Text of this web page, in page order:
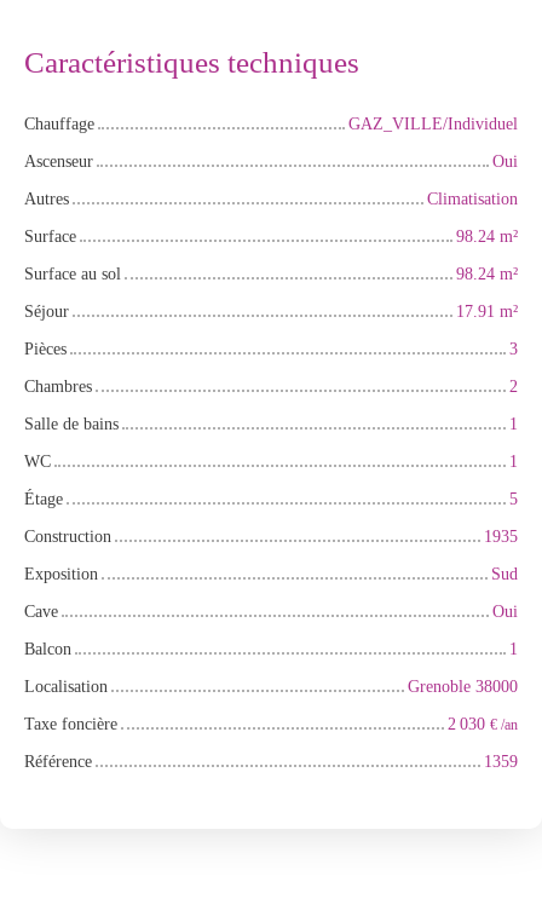
Caractéristiques techniques
Chauffage
GAZ_VILLE/Individuel
Ascenseur
Oui
Autres
Climatisation
Surface
98.24 m²
Surface au sol
98.24 m²
Séjour
17.91 m²
Pièces
3
Chambres
2
Salle de bains
1
WC
1
Étage
5
Construction
1935
Exposition
Sud
Cave
Oui
Balcon
1
Localisation
Grenoble 38000
Taxe foncière
2 030 € /an
Référence 1359